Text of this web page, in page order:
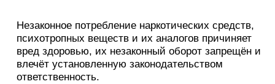
Незаконное потребление наркотических средств,
психотропных веществ и их аналогов причиняет
вред здоровью, их незаконный оборот запрещён и
влечёт установленную законодательством
ответственность.